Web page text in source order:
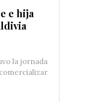
e hija
la jornada